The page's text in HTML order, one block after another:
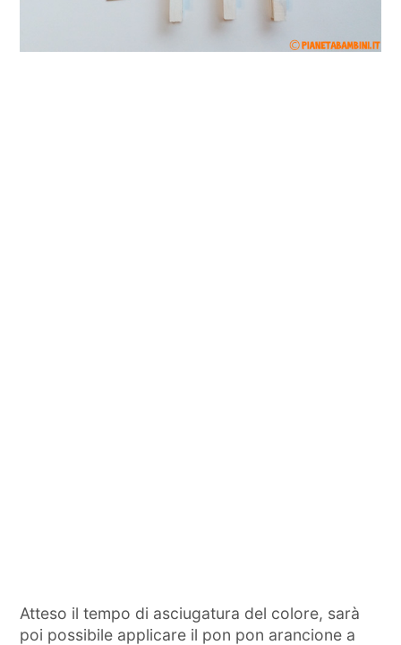
Atteso il tempo di asciugatura del colore, sarà
poi possibile applicare il pon pon arancione a